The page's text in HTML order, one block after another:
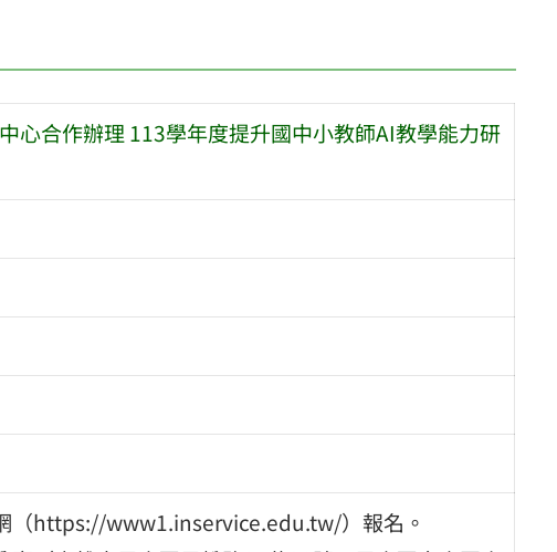
心合作辦理 113學年度提升國中小教師AI教學能力研
（https://www1.inservice.edu.tw/）報名。